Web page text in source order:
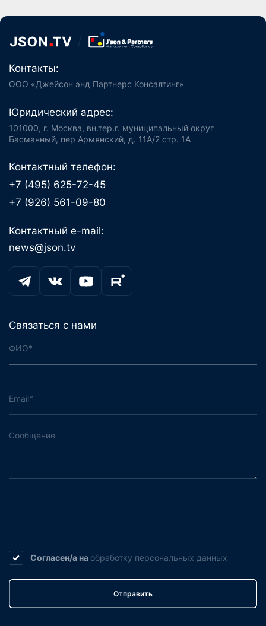
Контакты:
ООО «Джейсон энд Партнерс Консалтинг»
Юридический адрес:
101000, г. Москва, вн.тер.г. муниципальный округ
Басманный, пер Армянский, д. 11А/2 стр. 1А
Контактный телефон:
+7 (495) 625-72-45
+7 (926) 561-09-80
Контактный e-mail:
news@json.tv
Связаться с нами
Согласен/а на обработку персональных данных
Отправить